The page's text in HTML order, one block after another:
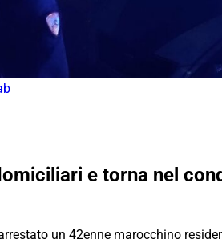
e torna nel
un 42enne marocchino